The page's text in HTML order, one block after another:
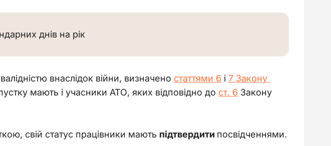
днів на рік
внаслідок війни, визначено статтями 6 і 7 Закону
мають і учасники АТО, яких відповідно до ст. 6 Закону
свій статус працівники мають підтвердити посвідченнями.